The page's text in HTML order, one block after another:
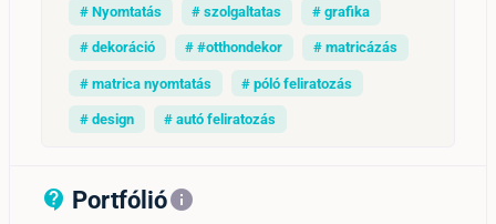
# Nyomtatás # szolgaltatas # grafika
# dekoráció # #otthondekor # matricázás
# matrica nyomtatás # póló feliratozás
# design # autó feliratozás
contact_support_outline
Portfólióinfo